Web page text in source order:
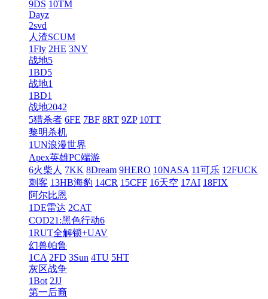
9DS 10TM
Dayz
2svd
人渣SCUM
1Fly 2HE 3NY
战地5
1BD5
战地1
1BD1
战地2042
5猎杀者 6FE 7BF 8RT 9ZP 10TT
黎明杀机
1UN浪漫世界
Apex英雄PC端游
6火柴人 7KK 8Dream 9HERO 10NASA 11可乐 12FUCK
刺客 13HB海豹 14CR 15CFF 16天空 17AI 18FIX
阿尔比恩
1DE雷达 2CAT
COD21:黑色行动6
1RUT全解锁+UAV
幻兽帕鲁
1CA 2FD 3Sun 4TU 5HT
灰区战争
1Bot 2JJ
第一后裔